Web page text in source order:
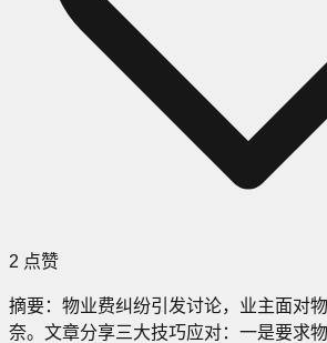
2 点赞
摘要： 物业费纠纷引发讨论，业主面对
奈。文章分享三大技巧应对：一是要求